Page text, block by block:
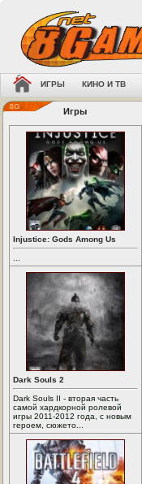
ИГРЫ КИНО И ТВ
Игры
Injustice: Gods Among Us
Dark Souls 2
Dark Souls II - вторая часть
самой хардкорной ролевой
игры 2011-2012 года, с новым
героем, сюжето...